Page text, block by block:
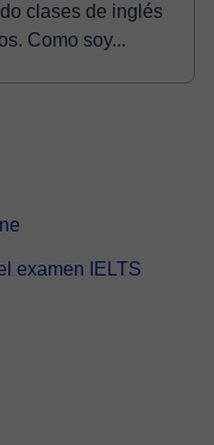
clases de inglés
Como soy...
examen IELTS